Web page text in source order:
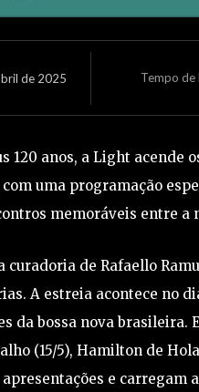
de 2025 Tempo de
120 anos, a Light
uma programação
memoráveis entre a
curadoria de Rafaello
A estreia acontece no
da bossa nova brasileira.
(15/5), Hamilton de
apresentações e carregam